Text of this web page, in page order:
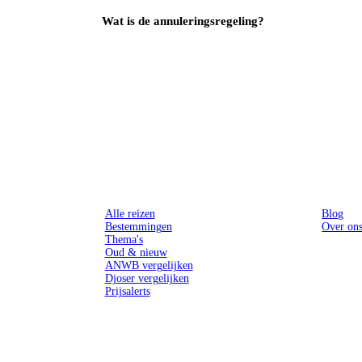
Wat is de annuleringsregeling?
Alle reizen
Bestemmingen
Thema's
Oud & nieuw
ANWB vergelijken
Djoser vergelijken
Prijsalerts
Blog
Over ons